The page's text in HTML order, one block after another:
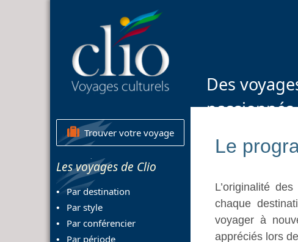
Des
passionnés
Trouver votre voyage
Les voyages de Clio
Par destination
Par style
Par conférencier
Par période
Le
L’originalité
chaque
voyager à
appréciés lors